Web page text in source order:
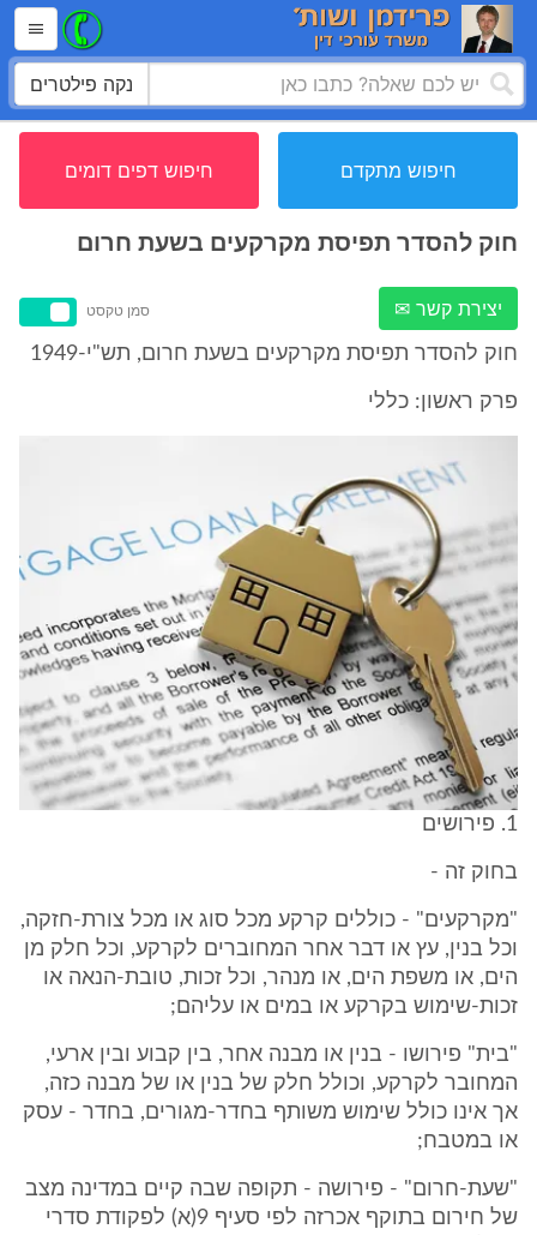
נקה פילטרים
חיפוש מתקדם חיפוש דפים דומים
חוק להסדר תפיסת מקרקעים בשעת חרום
יצירת קשר ✉ סמן טקסט
חוק להסדר תפיסת מקרקעים בשעת חרום, תש"י-1949
פרק ראשון: כללי
1. פירושים
בחוק זה -
"מקרקעים" - כוללים קרקע מכל סוג או מכל צורת-חזקה,
וכל בנין, עץ או דבר אחר המחוברים לקרקע, וכל חלק מן
הים, או משפת הים, או מנהר, וכל זכות, טובת-הנאה או
זכות-שימוש בקרקע או במים או עליהם;
"בית" פירושו - בנין או מבנה אחר, בין קבוע ובין ארעי,
המחובר לקרקע, וכולל חלק של בנין או של מבנה כזה,
אך אינו כולל שימוש משותף בחדר-מגורים, בחדר - עסק
או במטבח;
"שעת-חרום" - פירושה - תקופה שבה קיים במדינה מצב
של חירום בתוקף אכרזה לפי סעיף 9(א) לפקודת סדרי